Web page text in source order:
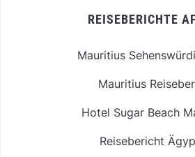
REISEBERICHTE
Mauritius
Mauritius
Hotel Sugar Beach
Reisebericht